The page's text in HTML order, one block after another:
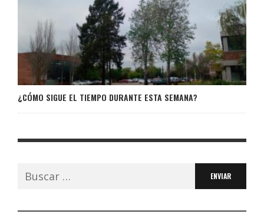
¿CÓMO SIGUE EL TIEMPO DURANTE ESTA SEMANA?
Buscar: